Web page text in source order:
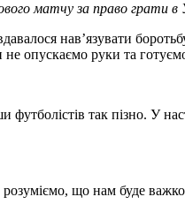
матчу за право грати в
нав’язувати
опускаємо руки та
так пізно. У
що нам буде